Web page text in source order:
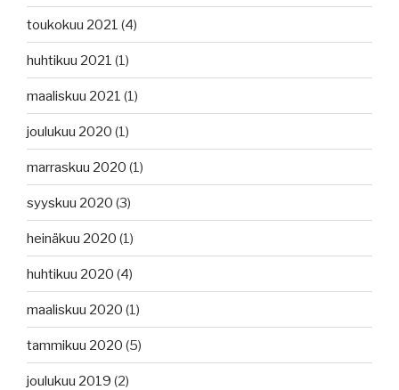
toukokuu 2021 (4)
huhtikuu 2021 (1)
maaliskuu 2021 (1)
joulukuu 2020 (1)
marraskuu 2020 (1)
syyskuu 2020 (3)
heinäkuu 2020 (1)
huhtikuu 2020 (4)
maaliskuu 2020 (1)
tammikuu 2020 (5)
joulukuu 2019 (2)